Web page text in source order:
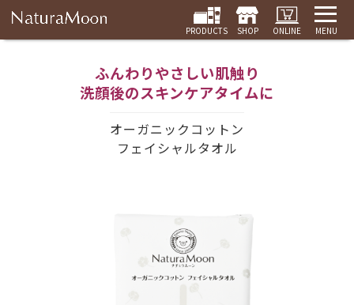
PRODUCTS SHOP ONLINE MENU
ふんわりやさしい肌触り
洗顔後のスキンケアタイムに
オーガニックコットン
フェイシャルタオル